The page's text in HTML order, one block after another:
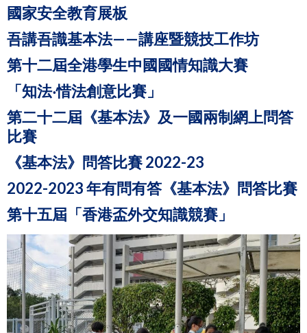
國家安全教育展板
吾講吾識基本法——講座暨競技工作坊
第十二屆全港學生中國國情知識大賽
「知法‧惜法創意比賽」
第二十二屆《基本法》及一國兩制網上問答
比賽
《基本法》問答比賽 2022-23
2022-2023 年有問有答《基本法》問答比賽
第十五屆「香港盃外交知識競賽」